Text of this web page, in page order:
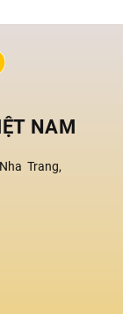
NAM
Trang,